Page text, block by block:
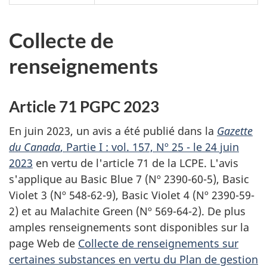
Collecte de
renseignements
Article 71 PGPC 2023
En juin 2023, un avis a été publié dans la Gazette
du Canada, Partie I : vol. 157, Nº 25 - le 24 juin
2023 en vertu de l'article 71 de la LCPE. L'avis
s'applique au Basic Blue 7 (Nº 2390-60-5), Basic
Violet 3 (Nº 548-62-9), Basic Violet 4 (Nº 2390-59-
2) et au Malachite Green (Nº 569-64-2). De plus
amples renseignements sont disponibles sur la
page Web de Collecte de renseignements sur
certaines substances en vertu du Plan de gestion